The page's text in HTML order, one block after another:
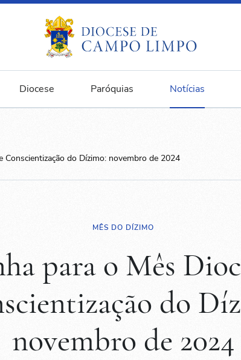
Diocese Paróquias Notícias
Conscientização do Dízimo: novembro de 2024
MÊS DO DÍZIMO
para o Mês
do
novembro de 2024